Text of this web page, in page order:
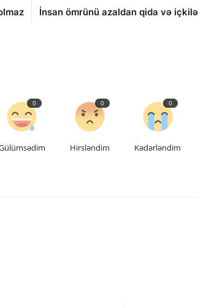
İnsan ömrünü azaldan qida və
0 0
Hirsləndim
0
Kədərləndim